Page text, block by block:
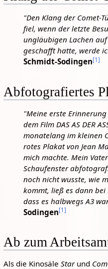
"Den Klang der Comet-
fiel, wenn der letzte
ungläubigen Lachen
geschafft hatte, werde
Schmidt-Sodingen[1 ]
Abfotografiertes
"Meine erste
dem Film DAS AS DER
monatelang im kleinen
rotes Plakat von Jean
mich machte. Mein
Schaufenster
noch nicht wusste, wie
kommt, ließ es dann bei
dass es halbwegs A3
Sodingen[1 ]
Ab zum
Als die Kinosäle Starund